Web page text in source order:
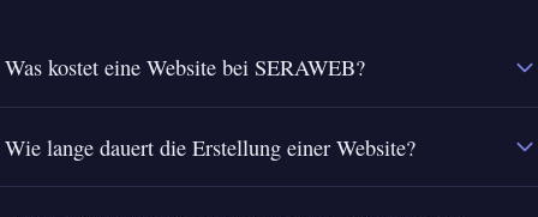
Was kostet eine Website bei SERAWEB?
Wie lange dauert die Erstellung einer Website?